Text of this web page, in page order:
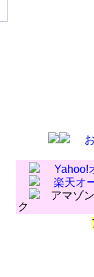
Yahoo!
楽天オ
アマゾン
ク